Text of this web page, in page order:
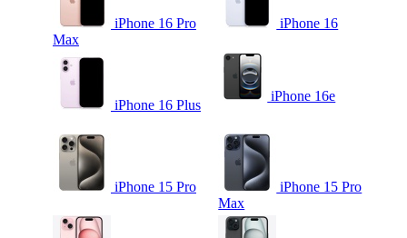
iPhone 16 Pro
Max
iPhone 16
iPhone 16 Plus
iPhone 16e
iPhone 15 Pro
iPhone 15 Pro
Max